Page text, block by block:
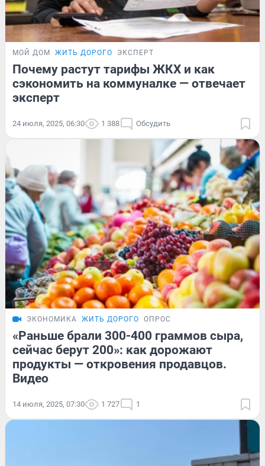
МОЙ ДОМ ЖИТЬ ДОРОГО ЭКСПЕРТ
Почему растут тарифы ЖКХ и как
сэкономить на коммуналке — отвечает
эксперт
24 июля, 2025, 06:30 1 388 Обсудить
ЭКОНОМИКА ЖИТЬ ДОРОГО ОПРОС
«Раньше брали 300-400 граммов сыра,
сейчас берут 200»: как дорожают
продукты — откровения продавцов.
Видео
14 июля, 2025, 07:30 1 727 1